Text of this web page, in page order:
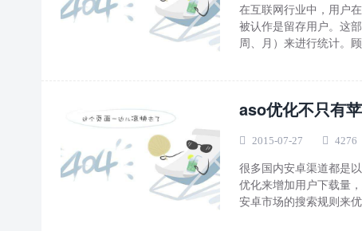
在互联网行业中，用户
被认作是留存用户。这
周、月）来进行统计。
aso优化不只有
2015-07-27 4276
很多国内安卓渠道都是
优化来增加用户下载量
安卓市场的搜索规则来